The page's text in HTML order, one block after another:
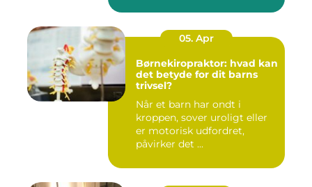
05. Apr
Børnekiropraktor: hvad kan
det betyde for dit barns
trivsel?
Når et barn har ondt i
kroppen, sover uroligt eller
er motorisk udfordret,
påvirker det ...